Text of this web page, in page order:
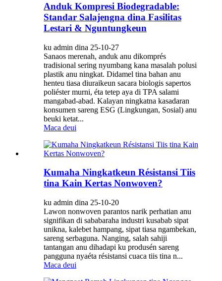
Anduk Kompresi Biodegradable:
Standar Salajengna dina Fasilitas
Lestari & Nguntungkeun
ku admin dina 25-10-27
Sanaos merenah, anduk anu dikomprés
tradisional sering nyumbang kana masalah polusi
plastik anu ningkat. Didamel tina bahan anu
henteu tiasa diuraikeun sacara biologis sapertos
poliéster murni, éta tetep aya di TPA salami
mangabad-abad. Kalayan ningkatna kasadaran
konsumen sareng ESG (Lingkungan, Sosial) anu
beuki ketat...
Maca deui
Kumaha Ningkatkeun Résistansi Tiis
tina Kain Kertas Nonwoven?
ku admin dina 25-10-20
Lawon nonwoven parantos narik perhatian anu
signifikan di sababaraha industri kusabab sipat
unikna, kalebet hampang, sipat tiasa ngambekan,
sareng serbaguna. Nanging, salah sahiji
tantangan anu dihadapi ku produsén sareng
pangguna nyaéta résistansi cuaca tiis tina n...
Maca deui